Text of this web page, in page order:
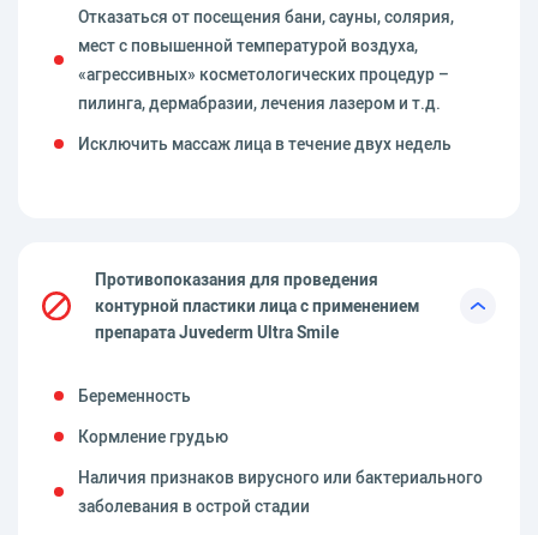
Отказаться от посещения бани, сауны, солярия,
мест с повышенной температурой воздуха,
«агрессивных» косметологических процедур –
пилинга, дермабразии, лечения лазером и т.д.
Исключить массаж лица в течение двух недель
Противопоказания для проведения
контурной пластики лица с применением
препарата Juvederm Ultra Smile
Беременность
Кормление грудью
Наличия признаков вирусного или бактериального
заболевания в острой стадии